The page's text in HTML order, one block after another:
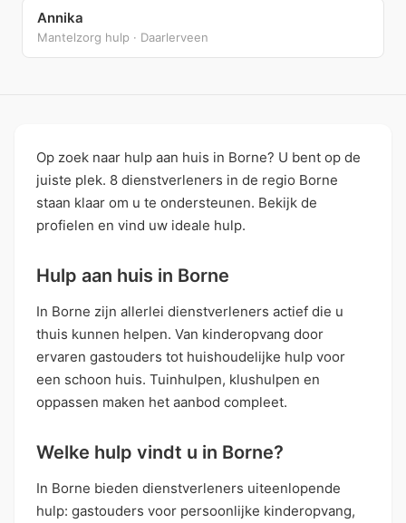
Annika
Mantelzorg hulp · Daarlerveen
Op zoek naar hulp aan huis in Borne? U bent op de
juiste plek. 8 dienstverleners in de regio Borne
staan klaar om u te ondersteunen. Bekijk de
profielen en vind uw ideale hulp.
Hulp aan huis in Borne
In Borne zijn allerlei dienstverleners actief die u
thuis kunnen helpen. Van kinderopvang door
ervaren gastouders tot huishoudelijke hulp voor
een schoon huis. Tuinhulpen, klushulpen en
oppassen maken het aanbod compleet.
Welke hulp vindt u in Borne?
In Borne bieden dienstverleners uiteenlopende
hulp: gastouders voor persoonlijke kinderopvang,